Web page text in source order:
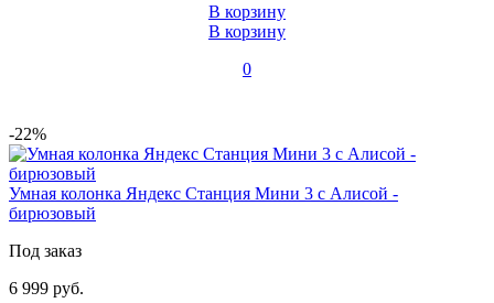
В корзину
В корзину
0
-22%
Умная колонка Яндекс Станция Мини 3 с Алисой -
бирюзовый
Под заказ
6 999 руб.